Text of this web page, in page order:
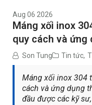
Aug 06 2026
Máng xối inox
quy cách và ứng
Son Tung Tin tức,
Máng xối inox 304
cách và ứng dụng
đầu được các kỹ